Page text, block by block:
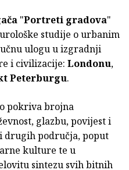
"Portreti gradova"
studije o urbanim
ulogu u izgradnji
i civilizacije: Londonu,
Peterburgu.
pokriva brojna
glazbu, povijest i
drugih područja, poput
kulture te u
sintezu svih bitnih